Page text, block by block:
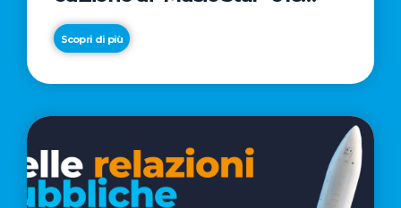
prestigiose partnership con
Radio Italia e Live Nation
Scopri di più